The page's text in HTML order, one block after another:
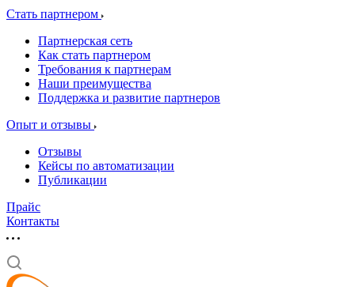
Стать партнером
Партнерская сеть
Как стать партнером
Требования к партнерам
Наши преимущества
Поддержка и развитие партнеров
Опыт и отзывы
Отзывы
Кейсы по автоматизации
Публикации
Прайс
Контакты